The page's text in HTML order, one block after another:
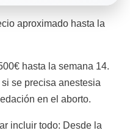
aproximado hasta la
hasta la semana 14.
se precisa anestesia
en el aborto.
incluir todo: Desde la